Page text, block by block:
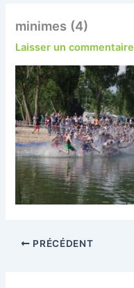
minimes (4)
Laisser un commentaire
PRÉCÉDENT